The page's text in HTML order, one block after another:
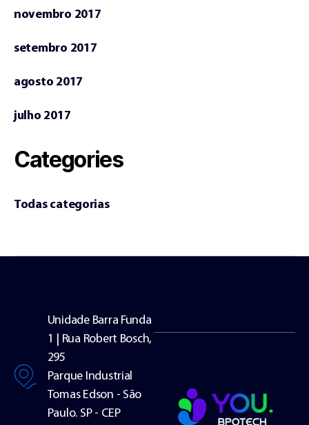
novembro 2017
setembro 2017
agosto 2017
julho 2017
Categories
Todas categorias
Unidade Barra Funda
1 | Rua Robert Bosch,
295
Parque Industrial
Tomas Edson - São
Paulo. SP - CEP